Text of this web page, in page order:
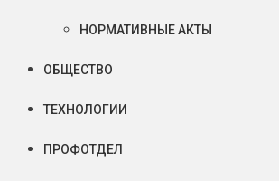
НОРМАТИВНЫЕ АКТЫ
ОБЩЕСТВО
ТЕХНОЛОГИИ
ПРОФОТДЕЛ